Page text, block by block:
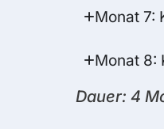
Monat 7:
Monat 8:
Dauer: 4